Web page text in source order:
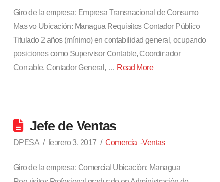
Giro de la empresa: Empresa Transnacional de Consumo
Masivo Ubicación: Managua Requisitos Contador Público
Titulado 2 años (mínimo) en contabilidad general, ocupando
posiciones como Supervisor Contable, Coordinador
Contable, Contador General, … Read More
Jefe de Ventas
DPESA febrero 3, 2017 Comercial -Ventas
Giro de la empresa: Comercial Ubicación: Managua